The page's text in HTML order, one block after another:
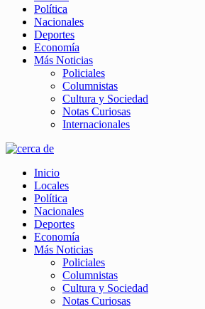
Política
Nacionales
Deportes
Economía
Más Noticias
Policiales
Columnistas
Cultura y Sociedad
Notas Curiosas
Internacionales
Inicio
Locales
Política
Nacionales
Deportes
Economía
Más Noticias
Policiales
Columnistas
Cultura y Sociedad
Notas Curiosas